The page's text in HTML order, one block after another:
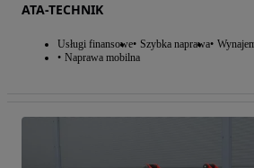
ATA-TECHNIK
Usługi finansowe Szybka naprawa
Naprawa mobilna